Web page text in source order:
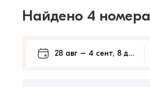
Найдено 4 номера